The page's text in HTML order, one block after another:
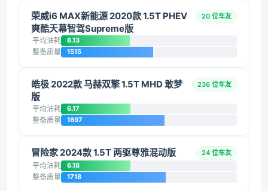
荣威i6 MAX新能源 2020款 1.5T PHEV
爽酷天幕智驾Supreme版
20 位车友
平均油耗 6.13
整备质量 1515
皓极 2022款 马赫双擎 1.5T MHD 敢梦
版
236 位车友
平均油耗 6.17
整备质量 1697
冒险家 2024款 1.5T 两驱尊雅混动版 24 位车友
平均油耗 6.18
整备质量 1718